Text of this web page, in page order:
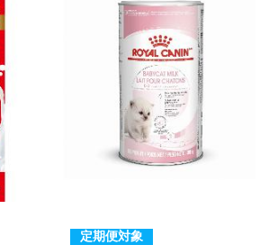
定期便対象